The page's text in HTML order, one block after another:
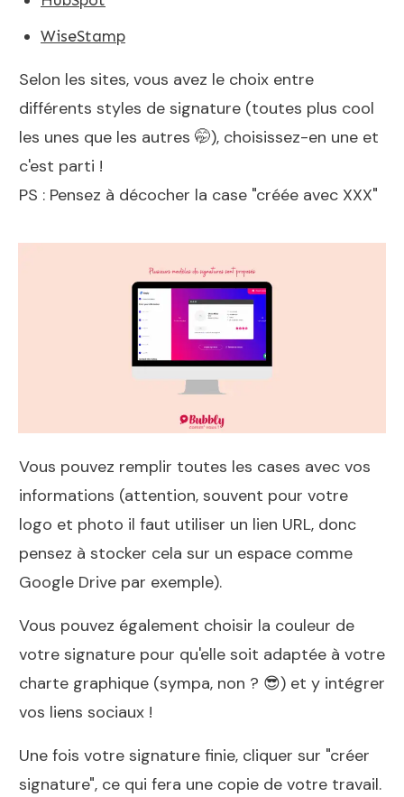
WiseStamp
Selon les sites, vous avez le choix entre
différents styles de signature (toutes plus cool
les unes que les autres 🤭), choisissez-en une et
c'est parti !
PS : Pensez à décocher la case "créée avec XXX"
Vous pouvez remplir toutes les cases avec vos
informations (attention, souvent pour votre
logo et photo il faut utiliser un lien URL, donc
pensez à stocker cela sur un espace comme
Google Drive par exemple).
Vous pouvez également choisir la couleur de
votre signature pour qu'elle soit adaptée à votre
charte graphique (sympa, non ? 😎) et y intégrer
vos liens sociaux !
Une fois votre signature finie, cliquer sur "créer
signature", ce qui fera une copie de votre travail.